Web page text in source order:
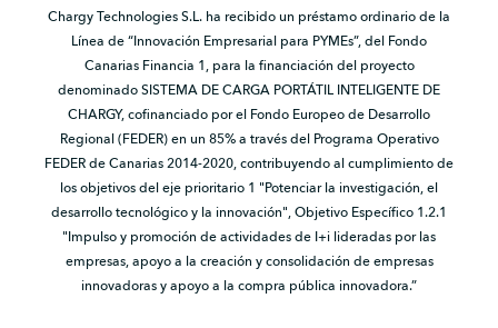
Chargy Technologies S.L. ha recibido un préstamo ordinario de la
Línea de “Innovación Empresarial para PYMEs”, del Fondo
Canarias Financia 1, para la financiación del proyecto
denominado SISTEMA DE CARGA PORTÁTIL INTELIGENTE DE
CHARGY, cofinanciado por el Fondo Europeo de Desarrollo
Regional (FEDER) en un 85% a través del Programa Operativo
FEDER de Canarias 2014-2020, contribuyendo al cumplimiento de
los objetivos del eje prioritario 1 "Potenciar la investigación, el
desarrollo tecnológico y la innovación", Objetivo Específico 1.2.1
"Impulso y promoción de actividades de I+i lideradas por las
empresas, apoyo a la creación y consolidación de empresas
innovadoras y apoyo a la compra pública innovadora.”